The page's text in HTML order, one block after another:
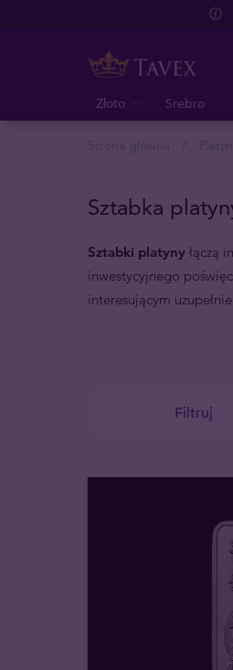
Złoto Srebro
Sztabka
Sztabki platyny łączą
inwestycyjnego
interesującym
Filtruj